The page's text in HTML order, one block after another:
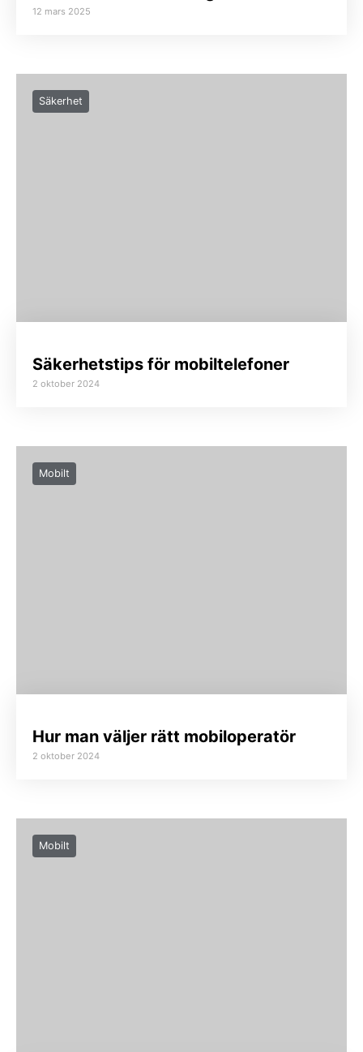
12 mars 2025
Säkerhet
Säkerhetstips för mobiltelefoner
2 oktober 2024
Mobilt
Hur man väljer rätt mobiloperatör
2 oktober 2024
Mobilt